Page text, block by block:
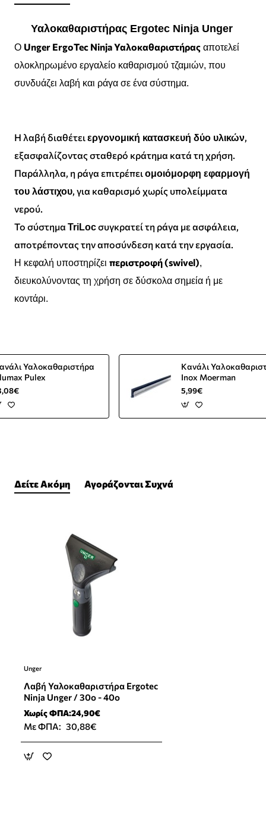
Υαλοκαθαριστήρας Ergotec Ninja Unger
Ο Unger ErgoTec Ninja Υαλοκαθαριστήρας αποτελεί
ολοκληρωμένο εργαλείο καθαρισμού τζαμιών, που
συνδυάζει λαβή και ράγα σε ένα σύστημα.
Η λαβή διαθέτειεργονομική κατασκευή δύο υλικών,
εξασφαλίζοντας σταθερό κράτημα κατά τη χρήση.
Παράλληλα, η ράγα επιτρέπειομοιόμορφη εφαρμογή
του λάστιχου, για καθαρισμό χωρίς υπολείμματα
νερού.
Το σύστημα TriLocσυγκρατεί τη ράγα με ασφάλεια,
αποτρέποντας την αποσύνδεση κατά την εργασία.
Η κεφαλή υποστηρίζει περιστροφή (swivel),
διευκολύνοντας τη χρήση σε δύσκολα σημεία ή με
κοντάρι.
Υαλοκαθαριστήρα
Pulex
Κανάλι
Inox Moerman
5,99€
Δείτε Ακόμη Αγοράζονται Συχνά
Unger
Λαβή Υαλοκαθαριστήρα Ergotec
Ninja Unger / 30ο - 40ο
Χωρίς ΦΠΑ:24,90€
Με ΦΠΑ: 30,88€